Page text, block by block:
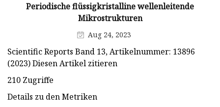
Periodische flüssigkristalline wellenleitende
Mikrostrukturen
Aug 24, 2023
Scientific Reports Band 13, Artikelnummer: 13896
(2023) Diesen Artikel zitieren
210 Zugriffe
Details zu den Metriken